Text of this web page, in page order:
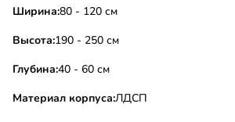
Ширина:80 - 120 см
Высота:190 - 250 см
Глубина:40 - 60 см
Материал корпуса:ЛДСП